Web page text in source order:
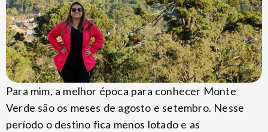
Para mim, a melhor época para conhecer Monte
Verde são os meses de agosto e setembro. Nesse
período o destino fica menos lotado e as